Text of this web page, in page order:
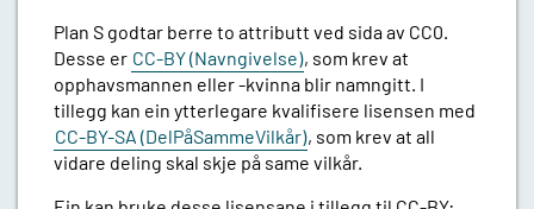
Plan S godtar berre to attributt ved sida av CC0.
Desse er CC-BY (Navngivelse), som krev at
opphavsmannen eller -kvinna blir namngitt. I
tillegg kan ein ytterlegare kvalifisere lisensen med
CC-BY-SA (DelPåSammeVilkår), som krev at all
vidare deling skal skje på same vilkår.